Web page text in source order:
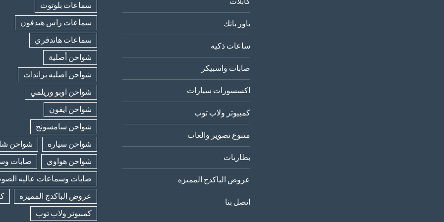
باور بانك
ساعات ذكيه
صابات واسبيكر
اكسسورات سيارات
كمبيوتر ولاب توب
متنوع تصوير والعاب
بطاريات
عروض الباكدج المميزه
اتصل بنا
سماعات بلوتوث
سماعات راس هيدفون
سماعات هاندفري
شواحن أصلية
شواحن اصليه براندات
شواحن اوبو وريلمي
شواحن ايفون
شواحن سامسونج
شواحن سياره
شواحن
شواحن هواوي
صابات
صابات وسماعات عاليه
عروض الباكدج المميزه
كمبيوتر ولاب توب